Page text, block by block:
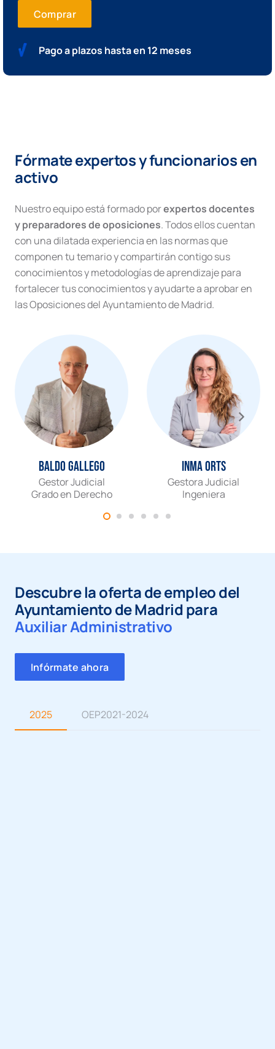
Comprar
Pago a plazos hasta en 12 meses
Fórmate expertos y funcionarios en
activo
Nuestro equipo está formado porexpertos docentes
y preparadores de oposiciones. Todos ellos cuentan
con una dilatada experiencia en las normas que
componen tu temario y compartirán contigo sus
conocimientos y metodologías de aprendizaje para
fortalecer tus conocimientos y ayudarte a aprobar en
las Oposiciones del Ayuntamiento de Madrid.
Baldo Gallego
Gestor Judicial
Grado en Derecho
Inma Orts
Gestora Judicial
Ingeniera
Descubre la oferta de empleo del
Ayuntamiento de Madrid para
Auxiliar Administrativo
Infórmate ahora
2025 OEP2021-2024